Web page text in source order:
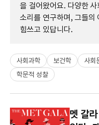
을 걸어왔어요. 다양한
소리를 연구하며, 그들의
힘쓰고 있답니다.
사회과학 보건학 사회
학문적 성찰
멧 갈